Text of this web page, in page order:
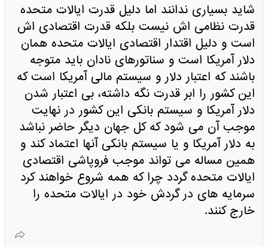
شاید بسیاری ندانند اما دلیل قدرت ایالات متحده
قدرت نظامی اش نیست بلکه قدرت اقتصادی اش
است و دلیل اقتدار اقتصادی ایالات متحده همان
دلار آمریکا است و سناتورهای نادان باید متوجه
باشند که اعتبار دلار و سیستم مالی آمریکا است که
این کشور را ابر قدرت نگه داشته، بی اعتبار شدن
دلار آمریکا و سیستم بانکی این کشور در نهایت
موجب آن می شود که کل جهان دیگر حاضر نباشد
به دلار آمریکا و یا سیستم بانکی آنها اعتماد کند و
همین مساله می تواند موجب فروپاشی اقتصادی
ایالات متحده گردد چرا که همه شروع خواهند کرد
سرمایه های در گردش خود در ایالات متحده را
خارج کنند.